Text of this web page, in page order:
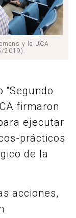
y la UCA
2019).
firmaron
ejecutar
prácticos
de la
acciones,